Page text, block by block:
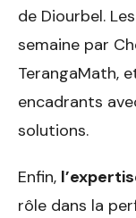
de Diourbel.
semaine par
TerangaMath,
encadrants
solutions.
Enfin,
rôle dans la